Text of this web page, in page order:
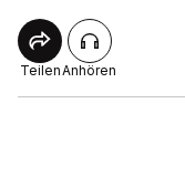
TeilenAnhören